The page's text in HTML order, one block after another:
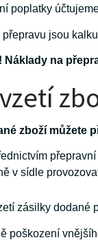
poplatky
jsou
Náklady na
zboží můžete
v sídle
zásilky dodané
poškození